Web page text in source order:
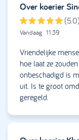
Over koerier
(5.0)
Vandaag 11:39
Vriendelijke
hoe laat ze
onbeschadigd is
uit. Is te groot
geregeld.